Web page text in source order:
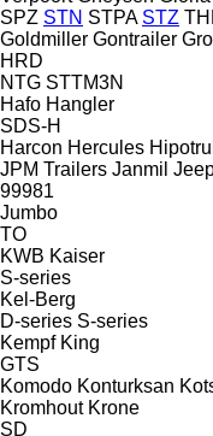
SPZ STN STPA STZ
Goldmiller Gontrailer
HRD
NTG STTM3N
Hafo Hangler
SDS-H
Harcon Hercules
JPM Trailers Janmil
99981
Jumbo
TO
KWB Kaiser
S-series
Kel-Berg
D-series S-series
Kempf King
GTS
Komodo Konturksan
Kromhout Krone
SD